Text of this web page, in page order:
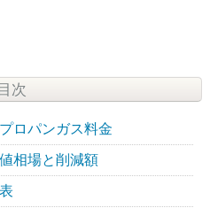
次
ロパンガス料金
相場と削減額